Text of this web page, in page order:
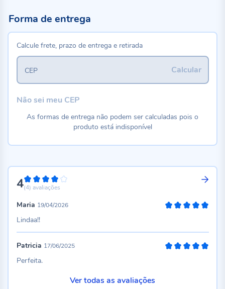
480%
(4) avaliações
Maria 19/04/2026
Lindaa!!
Patricia 17/06/2025
Perfeita.
Ver todas as avaliações
Forma de entrega
Calcule frete, prazo de entrega e retirada
Calcular
CEP
Não sei meu CEP
As formas de entrega não podem ser calculadas pois o
produto está indisponível